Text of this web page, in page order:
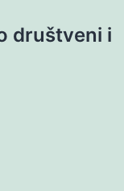
društveni i